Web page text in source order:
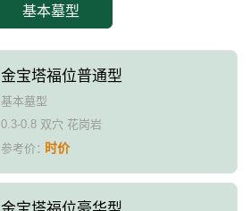
基本墓型
金宝塔福位普通型
基本墓型
0.3-0.8 双穴 花岗岩
参考价：时价